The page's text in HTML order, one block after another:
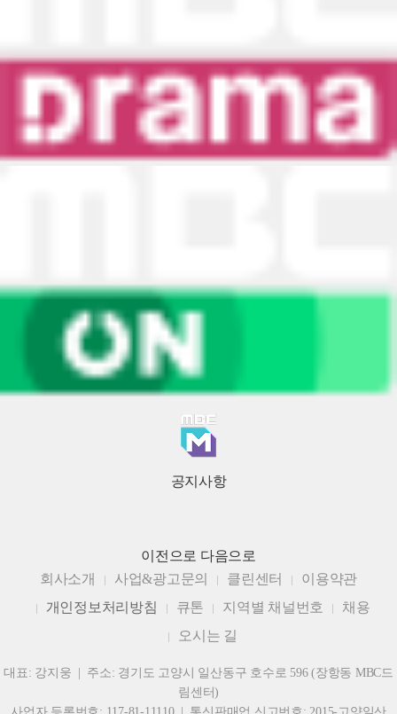
공지사항
이전으로 다음으로
회사소개
사업&광고문의 클린센터
이용약관
개인정보처리방침
큐톤 지역별 채널번호
채용
오시는 길
대표: 강지웅 | 주소: 경기도 고양시 일산동구 호수로 596 (장항동 MBC드
림센터)